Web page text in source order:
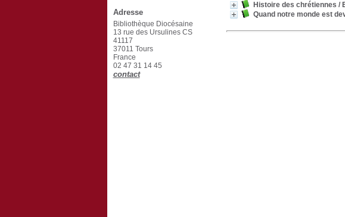
Histoire des chrétiennes /
Quand notre monde est
Adresse
Bibliothèque Diocésaine
13 rue des Ursulines CS
41117
37011 Tours
France
02 47 31 14 45
contact